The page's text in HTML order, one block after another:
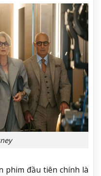
phim đầu tiên chính là